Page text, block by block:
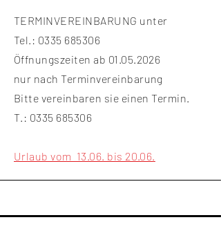
TERMINVEREINBARUNG unter
Tel.: 0335 685306
Öffnungszeiten ab 01.05.2026
nur nach Terminvereinbarung
Bitte vereinbaren sie einen Termin.
T.: 0335 685306
Urlaub vom 13.06. bis 20.06.